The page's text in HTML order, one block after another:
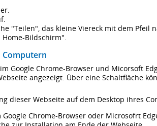
"Teilen", das kleine Viereck mit dem Pfeil
Bildschirm".
Google Chrome-Browser und Micorsoft
angezeigt. Über eine Schaltfläche
dieser Webseite auf dem Desktop ihres
Chrome-Browser oder Microsofrt